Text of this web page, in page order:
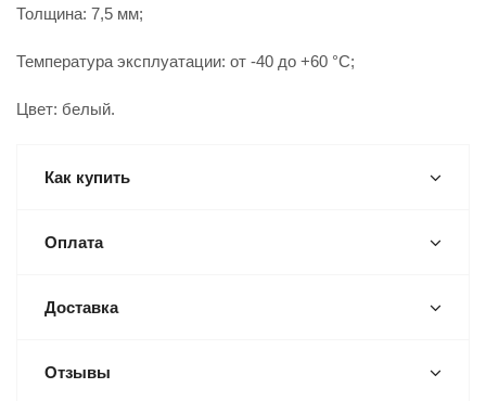
Толщина: 7,5 мм;
Температура эксплуатации: от -40 до +60 °C;
Цвет: белый.
Как купить
Оплата
Доставка
Отзывы